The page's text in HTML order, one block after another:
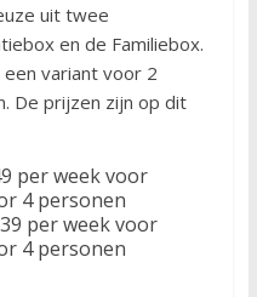
uit twee
en de Familiebox.
variant voor 2
De prijzen zijn op dit
per week voor
4 personen
per week voor
4 personen